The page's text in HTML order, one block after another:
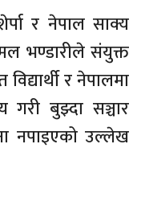
र नेपाल साक्य
भण्डारीले संयुक्त
र नेपालमा
बुझ्दा सञ्चार
नपाइएको उल्लेख